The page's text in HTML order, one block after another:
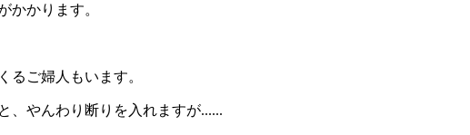
かかります。
るご婦人もいます。
、やんわり断りを入れますが......